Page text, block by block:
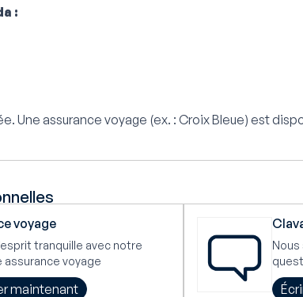
:
Une assurance voyage (ex. : Croix Bleue) est
voyage
tranquille avec notre
assurance voyage
maintenant
Nous